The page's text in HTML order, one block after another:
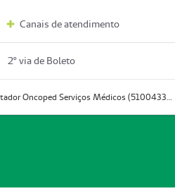
Canais de atendimento
2º via de Boleto
Prestador Oncoped Serviços Médicos (51004335-0)